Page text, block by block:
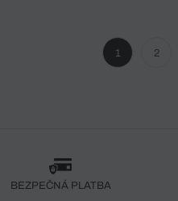
1 2
BEZPEČNÁ PLATBA